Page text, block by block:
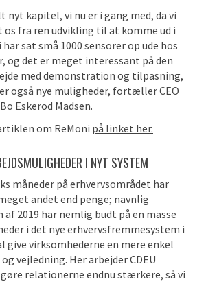
nyt kapitel, vi nu er i gang med, da vi
fra ren udvikling til at komme ud i
sat små 1000 sensorer op ude hos
og det er meget interessant på den
med demonstration og tilpasning,
også nye muligheder, fortæller CEO
Eskerod Madsen.
om ReMoni på linket her.
I NYT SYSTEM
måneder på erhvervsområdet har
andet end penge; navnlig
2019 har nemlig budt på en masse
i det nye erhvervsfremmesystem i
give virksomhederne en mere enkel
vejledning. Her arbejder CDEU
relationerne endnu stærkere, så vi